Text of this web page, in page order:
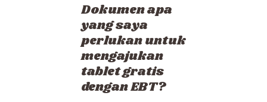
Dokumen apa
yang saya
perlukan untuk
mengajukan
tablet gratis
dengan EBT?